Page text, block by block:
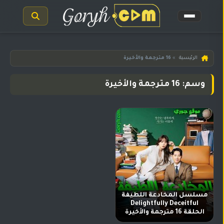
الرئيسية
مسلسلات
هندية
المترجمة
مسلسلات
هندية
مدبلجة
أفلام
هندية
مسلسلات
تركية
مسلسلات
مسلسلات
الرئيسية » 16 مترجمة والأخيرة
وسم: 16 مترجمة والأخيرة
مسلسل المخادعة اللطيفة
Delightfully Deceitful
الحلقة 16 مترجمة والأخيرة